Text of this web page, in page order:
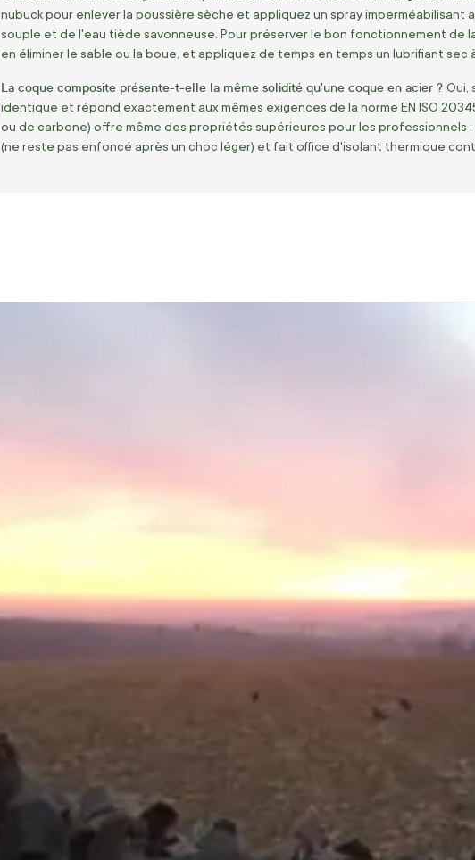
nubuck pour enlever la poussière sèche et appliquez un spray imperméabilisant
souple et de l'eau tiède savonneuse. Pour préserver le bon fonctionnement de
en éliminer le sable ou la boue, et appliquez de temps en temps un lubrifiant sec
La coque composite présente-t-elle la même solidité qu'une coque en acier ? Oui,
identique et répond exactement aux mêmes exigences de la norme EN ISO
ou de carbone) offre même des propriétés supérieures pour les professionnels
(ne reste pas enfoncé après un choc léger) et fait office d'isolant thermique